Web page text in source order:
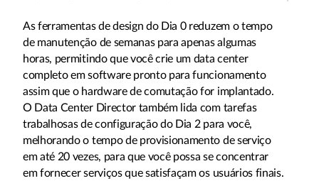
As ferramentas de design do Dia 0 reduzem o tempo
de manutenção de semanas para apenas algumas
horas, permitindo que você crie um data center
completo em software pronto para funcionamento
assim que o hardware de comutação for implantado.
O Data Center Director também lida com tarefas
trabalhosas de configuração do Dia 2 para você,
melhorando o tempo de provisionamento de serviço
em até 20 vezes, para que você possa se concentrar
em fornecer serviços que satisfaçam os usuários finais.